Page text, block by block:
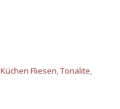
Küchen Fliesen,Tonalite,